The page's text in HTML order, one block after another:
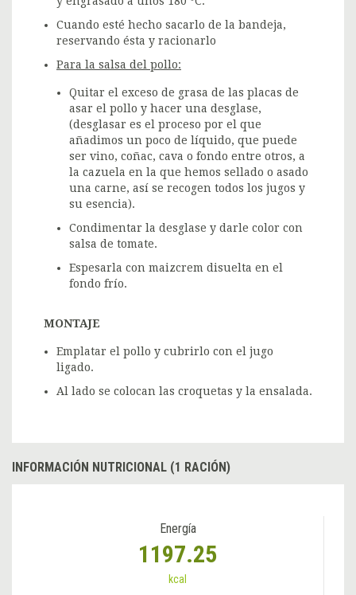
Cuando esté hecho sacarlo de la bandeja,
reservando ésta y racionarlo
Para la salsa del pollo:
Quitar el exceso de grasa de las placas de
asar el pollo y hacer una desglase,
(desglasar es el proceso por el que
añadimos un poco de líquido, que puede
ser vino, coñac, cava o fondo entre otros, a
la cazuela en la que hemos sellado o asado
una carne, así se recogen todos los jugos y
su esencia).
Condimentar la desglase y darle color con
salsa de tomate.
Espesarla con maizcrem disuelta en el
fondo frío.
MONTAJE
Emplatar el pollo y cubrirlo con el jugo
ligado.
Al lado se colocan las croquetas y la ensalada.
INFORMACIÓN NUTRICIONAL (1 RACIÓN)
Energía
1197.25
kcal